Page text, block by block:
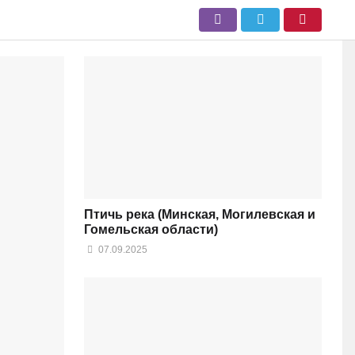
Птичь река (Минская, Могилевская и
Гомельская области)
07.09.2025